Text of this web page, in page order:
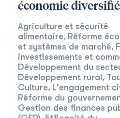
économie
Agriculture et sécurité
alimentaire, Réforme
et systèmes de marché,
investissements et
Développement du
Développement rural ,
Culture, L'engagement
Réforme du
Gestion des finances